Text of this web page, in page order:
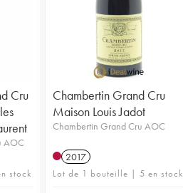
Cru
AOC
stock
Chambertin Grand Cru
Maison Louis Jadot
Chambertin Grand Cru AOC
2017
Lot de 1 bouteille | 5 en stock